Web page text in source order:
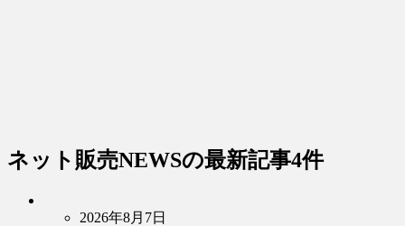
ネット販売NEWSの最新記事4件
2026年8月7日